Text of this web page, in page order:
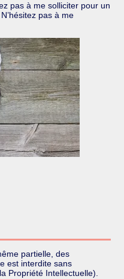
pas à me solliciter pour un
. N’hésitez pas à me
partielle, des
est interdite sans
Propriété Intellectuelle).